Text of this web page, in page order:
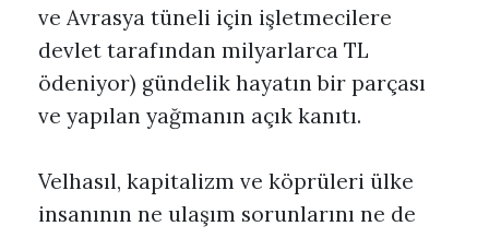
ve Avrasya tüneli için işletmecilere
devlet tarafından milyarlarca TL
ödeniyor) gündelik hayatın bir parçası
ve yapılan yağmanın açık kanıtı.
Velhasıl, kapitalizm ve köprüleri ülke
insanının ne ulaşım sorunlarını ne de